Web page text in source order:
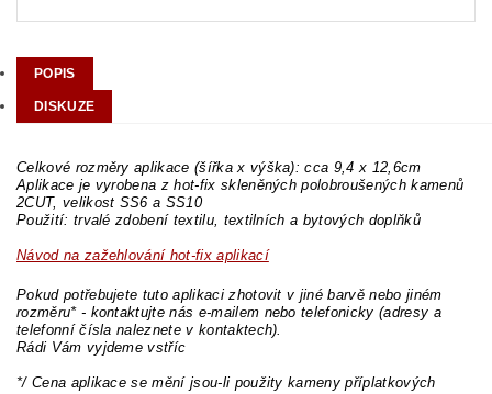
POPIS
DISKUZE
Celkové rozměry aplikace (šířka x výška): cca 9,4 x 12,6cm
Aplikace je vyrobena z hot-fix skleněných polobroušených kamenů
2CUT, velikost SS6 a SS10
Použití: trvalé zdobení textilu, textilních a bytových doplňků
Návod na zažehlování hot-fix aplikací
Pokud potřebujete tuto aplikaci zhotovit v jiné barvě nebo jiném
rozměru* - kontaktujte nás e-mailem nebo telefonicky (adresy a
telefonní čísla naleznete v kontaktech).
Rádi Vám vyjdeme vstříc
*/ Cena aplikace se mění jsou-li použity kameny příplatkových